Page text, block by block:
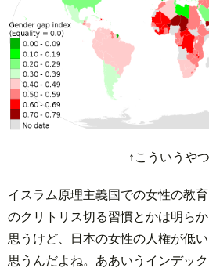
↑こういうや
イスラム原理主義国での女性の教
のクリトリス切る習慣とかは明ら
思うけど、日本の女性の人権が低
思うんだよね。ああいうインデッ